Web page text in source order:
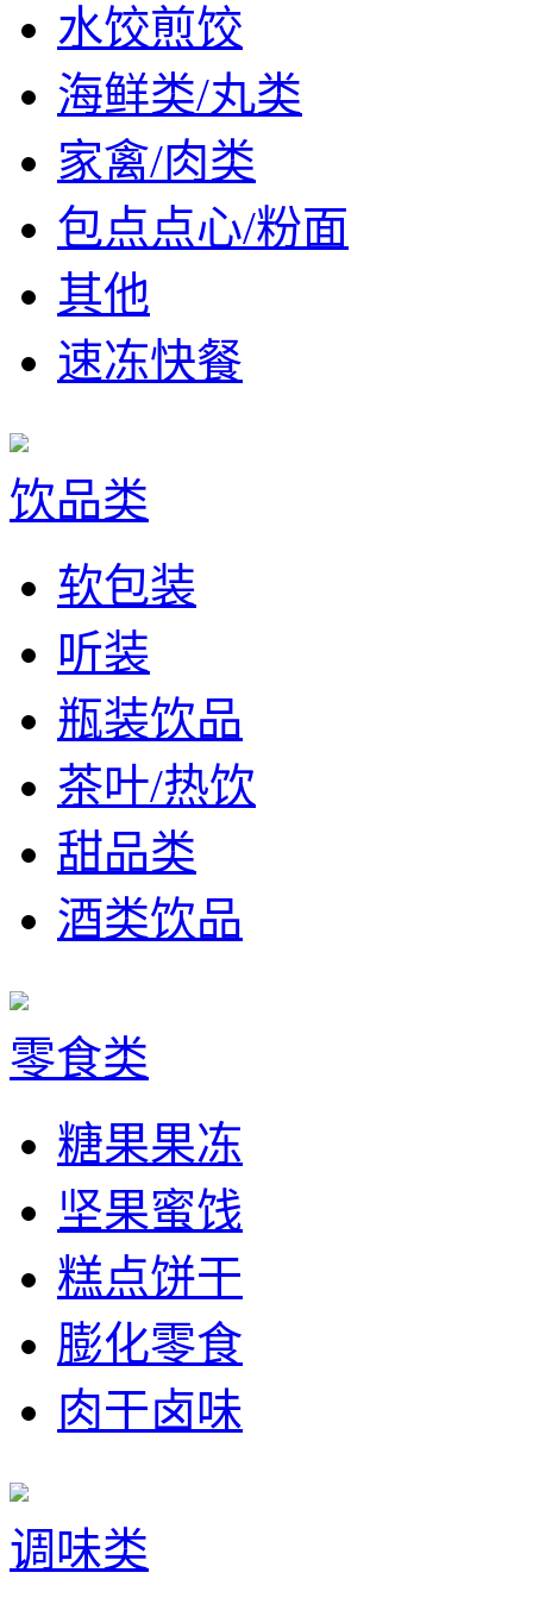
水饺煎饺
海鲜类/丸类
家禽/肉类
包点点心/粉面
其他
速冻快餐
饮品类
软包装
听装
瓶装饮品
茶叶/热饮
甜品类
酒类饮品
零食类
糖果果冻
坚果蜜饯
糕点饼干
膨化零食
肉干卤味
调味类